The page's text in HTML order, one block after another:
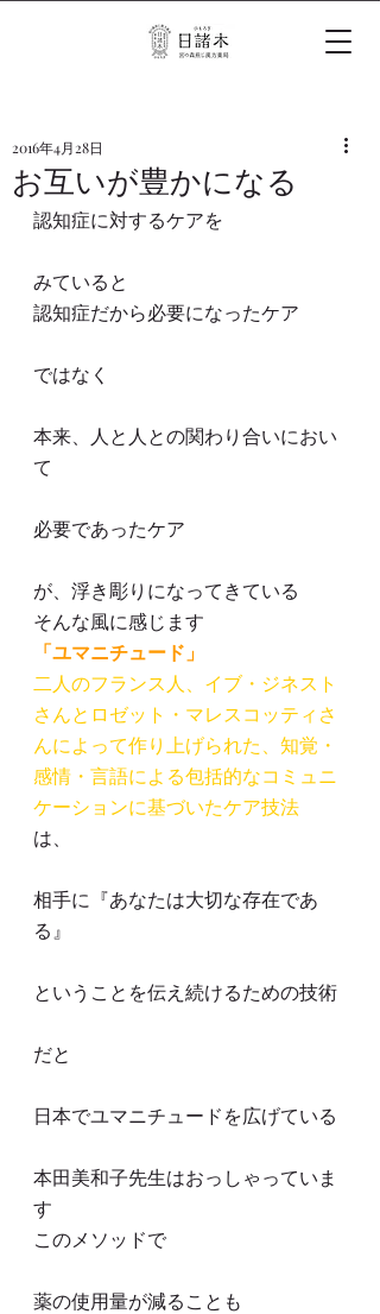
お互いが豊かになる
2016年4月28日
認知症に対するケアを
みていると
認知症だから必要になったケア
ではなく
本来、人と人との関わり合いにおい
て
必要であったケア
が、浮き彫りになってきている
そんな風に感じます
「ユマニチュード」
二人のフランス人、イブ・ジネスト
さんとロゼット・マレスコッティさ
んによって作り上げられた、知覚・
感情・言語による包括的なコミュニ
ケーションに基づいたケア技法
は、
相手に『あなたは大切な存在であ
る』
ということを伝え続けるための技術
だと
日本でユマニチュードを広げている
本田美和子先生はおっしゃっていま
す
このメソッドで
薬の使用量が減ることも